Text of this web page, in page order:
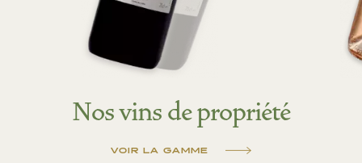
Nos vins de propriété
VOIR LA GAMME